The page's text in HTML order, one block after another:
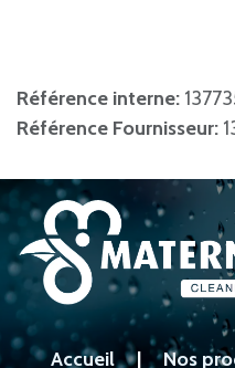
Référence interne:
Référence Fournisseur:
Accueil|Nos